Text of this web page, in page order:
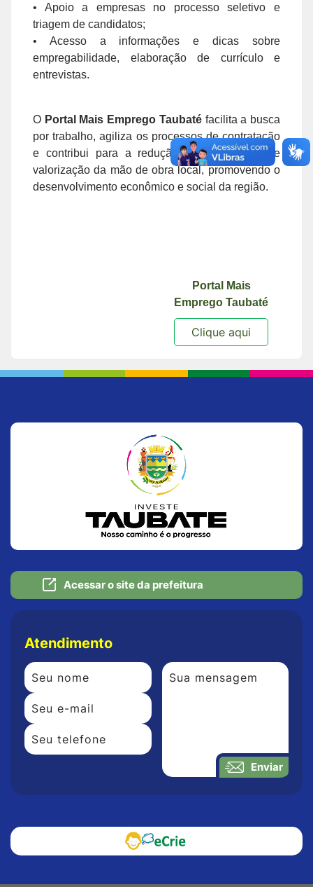
• Apoio a empresas no processo seletivo e
triagem de candidatos;
• Acesso a informações e dicas sobre
empregabilidade, elaboração de currículo e
entrevistas.
O Portal Mais Emprego Taubatéfacilita a busca
por trabalho, agiliza os processos de contratação
e contribui para a redução do desemprego e
valorização da mão de obra local, promovendo o
desenvolvimento econômico e social da região.
Portal Mais
Emprego Taubaté
Clique aqui
Acessar o site da prefeitura
Atendimento
Enviar